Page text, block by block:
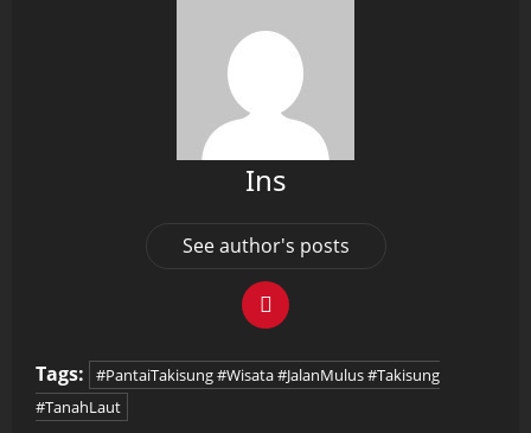
Ins
See author's posts
Tags:
#PantaiTakisung #Wisata #JalanMulus #Takisung
#TanahLaut